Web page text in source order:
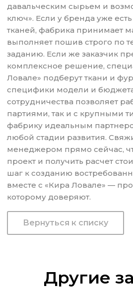
давальческим сырьем и
ключ». Если у бренда уже
тканей, фабрика принимает
выполняет пошив строго по
заданию. Если же заказчик
комплексное решение,
Ловале» подберут ткани и
специфики модели и
сотрудничества позволяет
партиями, так и с крупными
фабрику идеальным
любой стадии развития.
менеджером прямо сейчас,
проект и получить расчет
шаг к созданию
вместе с «Кира Ловале» —
которому доверяют.
Вернуться к списку
Другие